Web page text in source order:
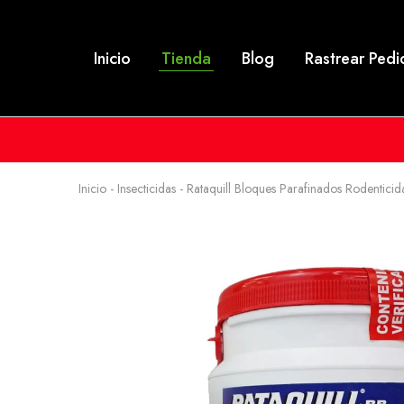
Inicio Tienda Blog Rastrear
Inicio - Insecticidas - Rataquill Bloques Parafinados